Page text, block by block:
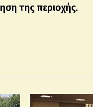
της περιοχής.